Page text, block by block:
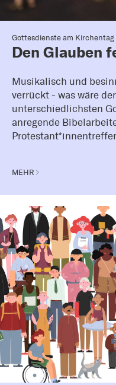
Gottesdienste am Kirchentag
Den Glauben
Musikalisch und
verrückt - was wäre
unterschiedlichsten
anregende
MEHR